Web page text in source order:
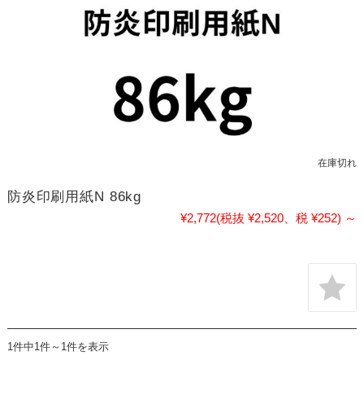
在庫切れ
防炎印刷用紙N 86kg
¥2,772(税抜 ¥2,520、税 ¥252) ～
1件中1件～1件を表示